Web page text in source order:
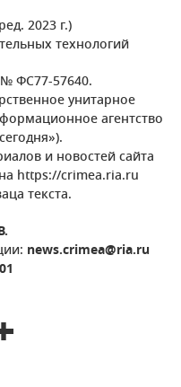
2023 г.)
технологий
ФС77-57640.
унитарное
агентство
и новостей сайта
https://crimea.ria.ru
текста.
news.crimea@ria.ru